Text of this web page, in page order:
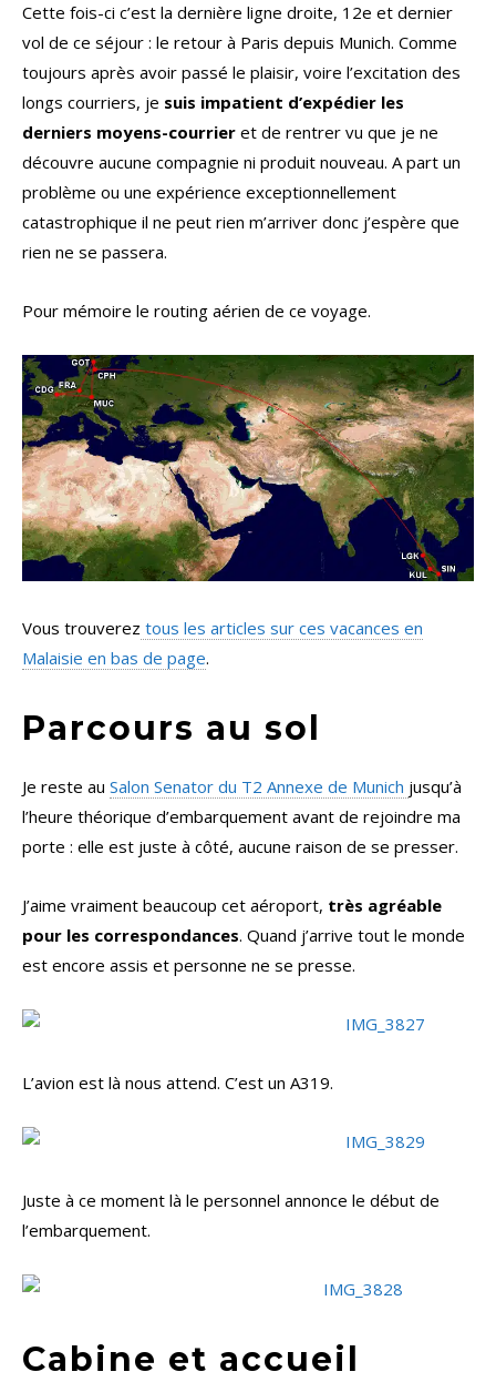
Cette fois-ci c’est la dernière ligne droite, 12e et dernier
vol de ce séjour : le retour à Paris depuis Munich. Comme
toujours après avoir passé le plaisir, voire l’excitation des
longs courriers, je suis impatient d’expédier les
derniers moyens-courrier et de rentrer vu que je ne
découvre aucune compagnie ni produit nouveau. A part un
problème ou une expérience exceptionnellement
catastrophique il ne peut rien m’arriver donc j’espère que
rien ne se passera.
Pour mémoire le routing aérien de ce voyage.
Vous trouverez tous les articles sur ces vacances en
Malaisie en bas de page.
Parcours au sol
Je reste au Salon Senator du T2 Annexe de Munich jusqu’à
l’heure théorique d’embarquement avant de rejoindre ma
porte : elle est juste à côté, aucune raison de se presser.
J’aime vraiment beaucoup cet aéroport, très agréable
pour les correspondances. Quand j’arrive tout le monde
est encore assis et personne ne se presse.
L’avion est là nous attend. C’est un A319.
Juste à ce moment là le personnel annonce le début de
l’embarquement.
Cabine et accueil